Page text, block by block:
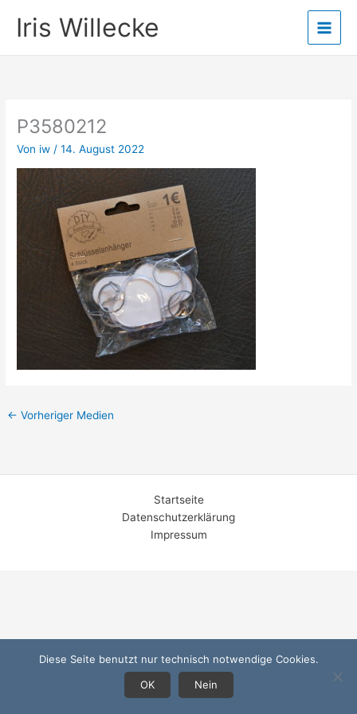
InhaltIris Willecke
P3580212
Von iw /14. August 2022
← Vorheriger Medien
Startseite
Datenschutzerklärung
Impressum
Diese Seite benutzt nur technisch notwendige Cookies.
OK
Nein